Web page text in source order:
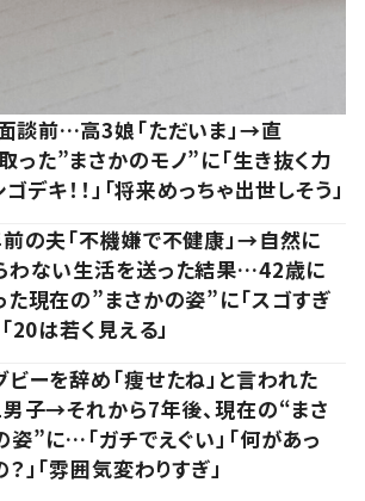
談前…高3娘「ただいま」→直
た”まさかのモノ”に「生き抜く力
デキ！！」「将来めっちゃ出世しそう」
の夫「不機嫌で不健康」→自然に
わない生活を送った結果…42歳に
た現在の”まさかの姿”に「スゴすぎ
「20は若く見える」
ビーを辞め「痩せたね」と言われた
子→それから7年後、現在の“まさ
姿”に…「ガチでえぐい」「何があっ
？」「雰囲気変わりすぎ」